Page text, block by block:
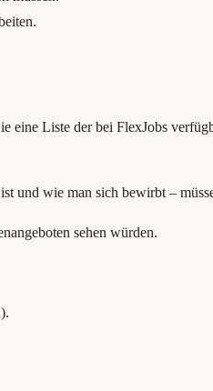
Liste der bei FlexJobs
und wie man sich bewirbt –
sehen würden.